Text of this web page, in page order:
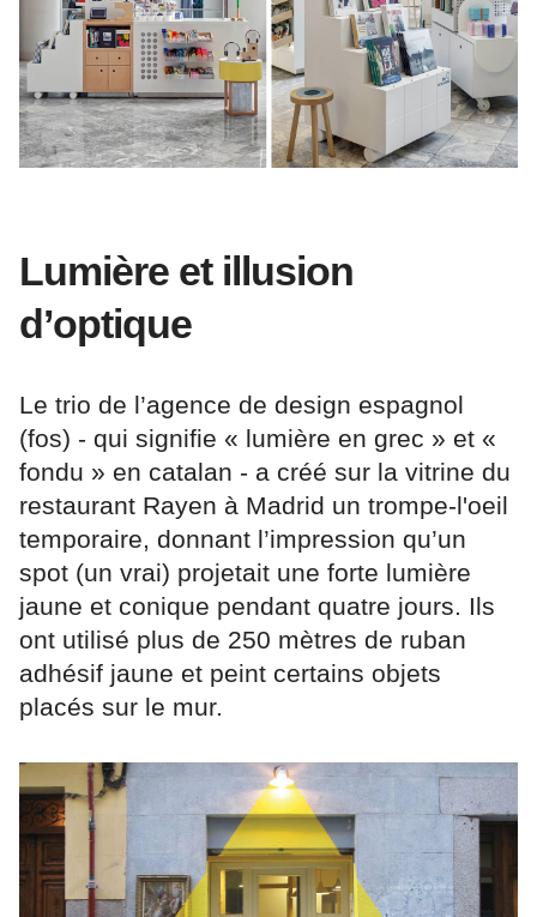
Lumière et illusion
d’optique
Le trio de l’agence de design espagnol
(fos) - qui signifie « lumière en grec » et «
fondu » en catalan - a créé sur la vitrine du
restaurant Rayen à Madrid un trompe-l'oeil
temporaire, donnant l’impression qu’un
spot (un vrai) projetait une forte lumière
jaune et conique pendant quatre jours. Ils
ont utilisé plus de 250 mètres de ruban
adhésif jaune et peint certains objets
placés sur le mur.